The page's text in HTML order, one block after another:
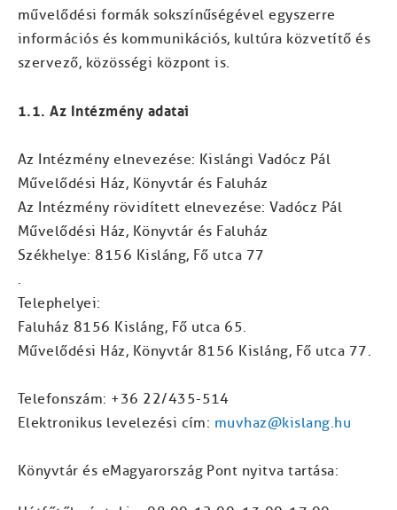
művelődési formák sokszínűségével egyszerre
információs és kommunikációs, kultúra közvetítő és
szervező, közösségi központ is.
1.1. Az Intézmény adatai
Az Intézmény elnevezése: Kislángi Vadócz Pál
Művelődési Ház, Könyvtár és Faluház
Az Intézmény rövidített elnevezése: Vadócz Pál
Művelődési Ház, Könyvtár és Faluház
Székhelye: 8156 Kisláng, Fő utca 77
.
Telephelyei:
Faluház 8156 Kisláng, Fő utca 65.
Művelődési Ház, Könyvtár 8156 Kisláng, Fő utca 77.
Telefonszám: +36 22/435-514
Elektronikus levelezési cím: muvhaz@kislang.hu
Könyvtár és eMagyarország Pont nyitva tartása: